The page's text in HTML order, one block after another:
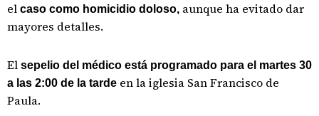
el caso como homicidio doloso, aunque ha evitado dar
mayores detalles.
El sepelio del médico está programado para el martes 30
a las 2:00 de la tarde en la iglesia San Francisco de
Paula.